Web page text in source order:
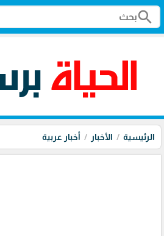
search
الرئيسية الأخبار أخبار عربية